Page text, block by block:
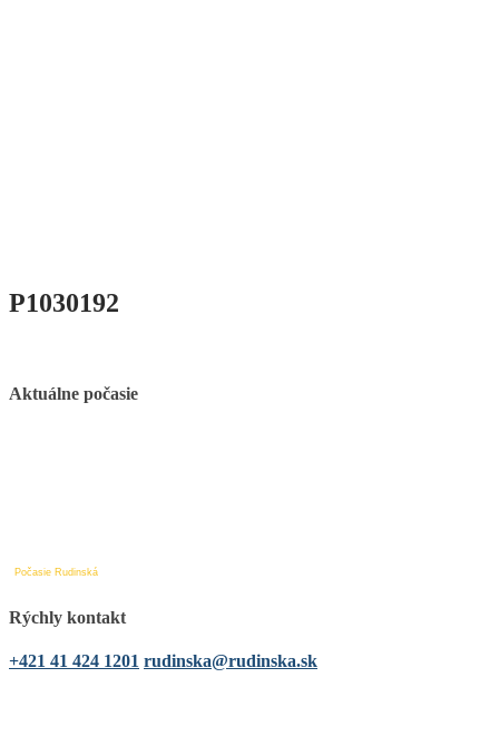
P1030192
Aktuálne počasie
Počasie Rudinská
Rýchly kontakt
+421 41 424 1201 rudinska@rudinska.sk